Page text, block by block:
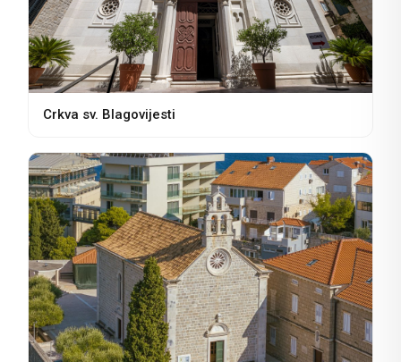
Crkva sv. Blagovijesti